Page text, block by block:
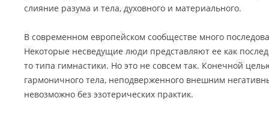
слияние разума и тела, духовного и материального.
В современном европейском сообществе много
Некоторые несведущие люди представляют ее как
то типа гимнастики. Но это не совсем так. Конечной
гармоничного тела, неподверженного внешним
невозможно без эзотерических практик.